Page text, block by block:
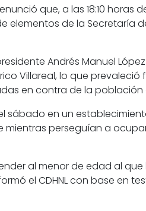
que, a las 18:10 horas
elementos de la Secretaría
Andrés Manuel
Villareal, lo que prevaleció
en contra de la población
sábado en un
perseguían a
al menor de edad al
el CDHNL con base en